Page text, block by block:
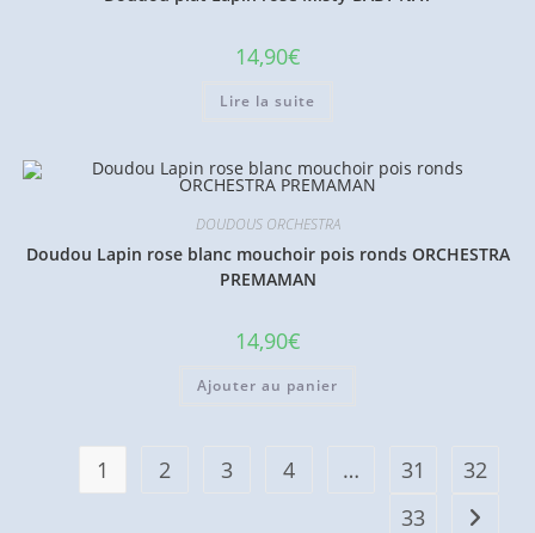
14,90€
Lire la suite
DOUDOUS ORCHESTRA
Doudou Lapin rose blanc mouchoir pois ronds ORCHESTRA
PREMAMAN
14,90€
Ajouter au panier
1 2 3 4 … 31
32
33